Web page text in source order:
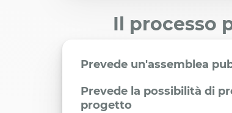
Il processo
Prevede un'assemblea
Prevede la possibilità di
progetto